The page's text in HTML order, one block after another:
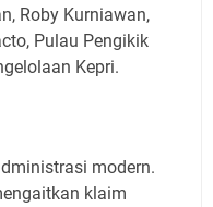
Roby Kurniawan,
Pulau Pengikik
Kepri.
modern.
klaim